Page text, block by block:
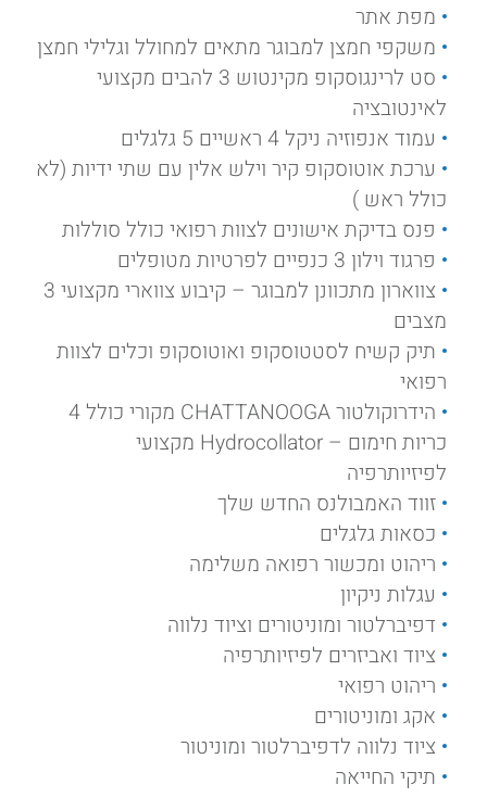
מפת אתר
משקפי חמצן למבוגר מתאים למחולל וגלילי חמצן
סט לרינגוסקופ מקינטוש 3 להבים מקצועי
לאינטובציה
עמוד אנפוזיה ניקל 4 ראשיים 5 גלגלים
ערכת אוטוסקופ קיר וילש אלין עם שתי ידיות (לא
כולל ראש )
פנס בדיקת אישונים לצוות רפואי כולל סוללות
פרגוד וילון 3 כנפיים לפרטיות מטופלים
צווארון מתכוונן למבוגר – קיבוע צווארי מקצועי 3
מצבים
תיק קשיח לסטטוסקופ ואוטוסקופ וכלים לצוות
רפואי
הידרוקולטור CHATTANOOGA מקורי כולל 4
כריות חימום – Hydrocollator מקצועי
לפיזיותרפיה
זווד האמבולנס החדש שלך
כסאות גלגלים
ריהוט ומכשור רפואה משלימה
עגלות ניקיון
דפיברלטור ומוניטורים וציוד נלווה
ציוד ואביזרים לפיזיותרפיה
ריהוט רפואי
אקג ומוניטורים
ציוד נלווה לדפיברלטור ומוניטור
תיקי החייאה